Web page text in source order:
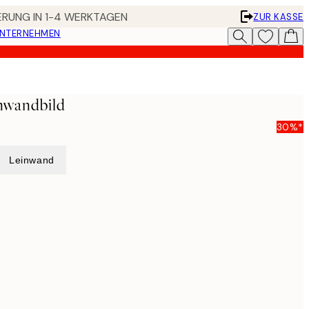
IN 1-4 WERKTAGEN
ZUR KASSE
30%*
Leinwand